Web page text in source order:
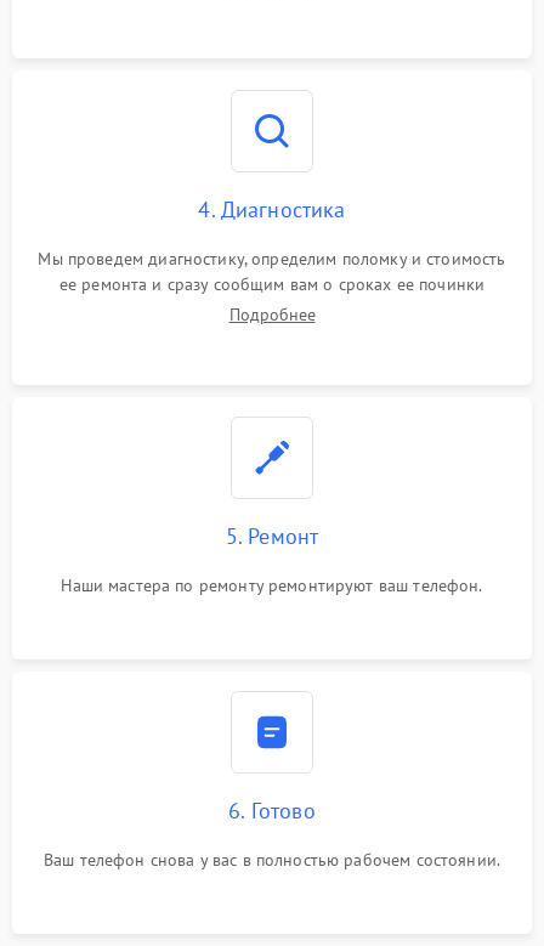
4. Диагностика
Мы проведем диагностику, определим поломку и стоимость
ее ремонта и сразу сообщим вам о сроках ее починки
Подробнее
5. Ремонт
Наши мастера по ремонту ремонтируют ваш телефон.
6. Готово
Ваш телефон снова у вас в полностью рабочем состоянии.